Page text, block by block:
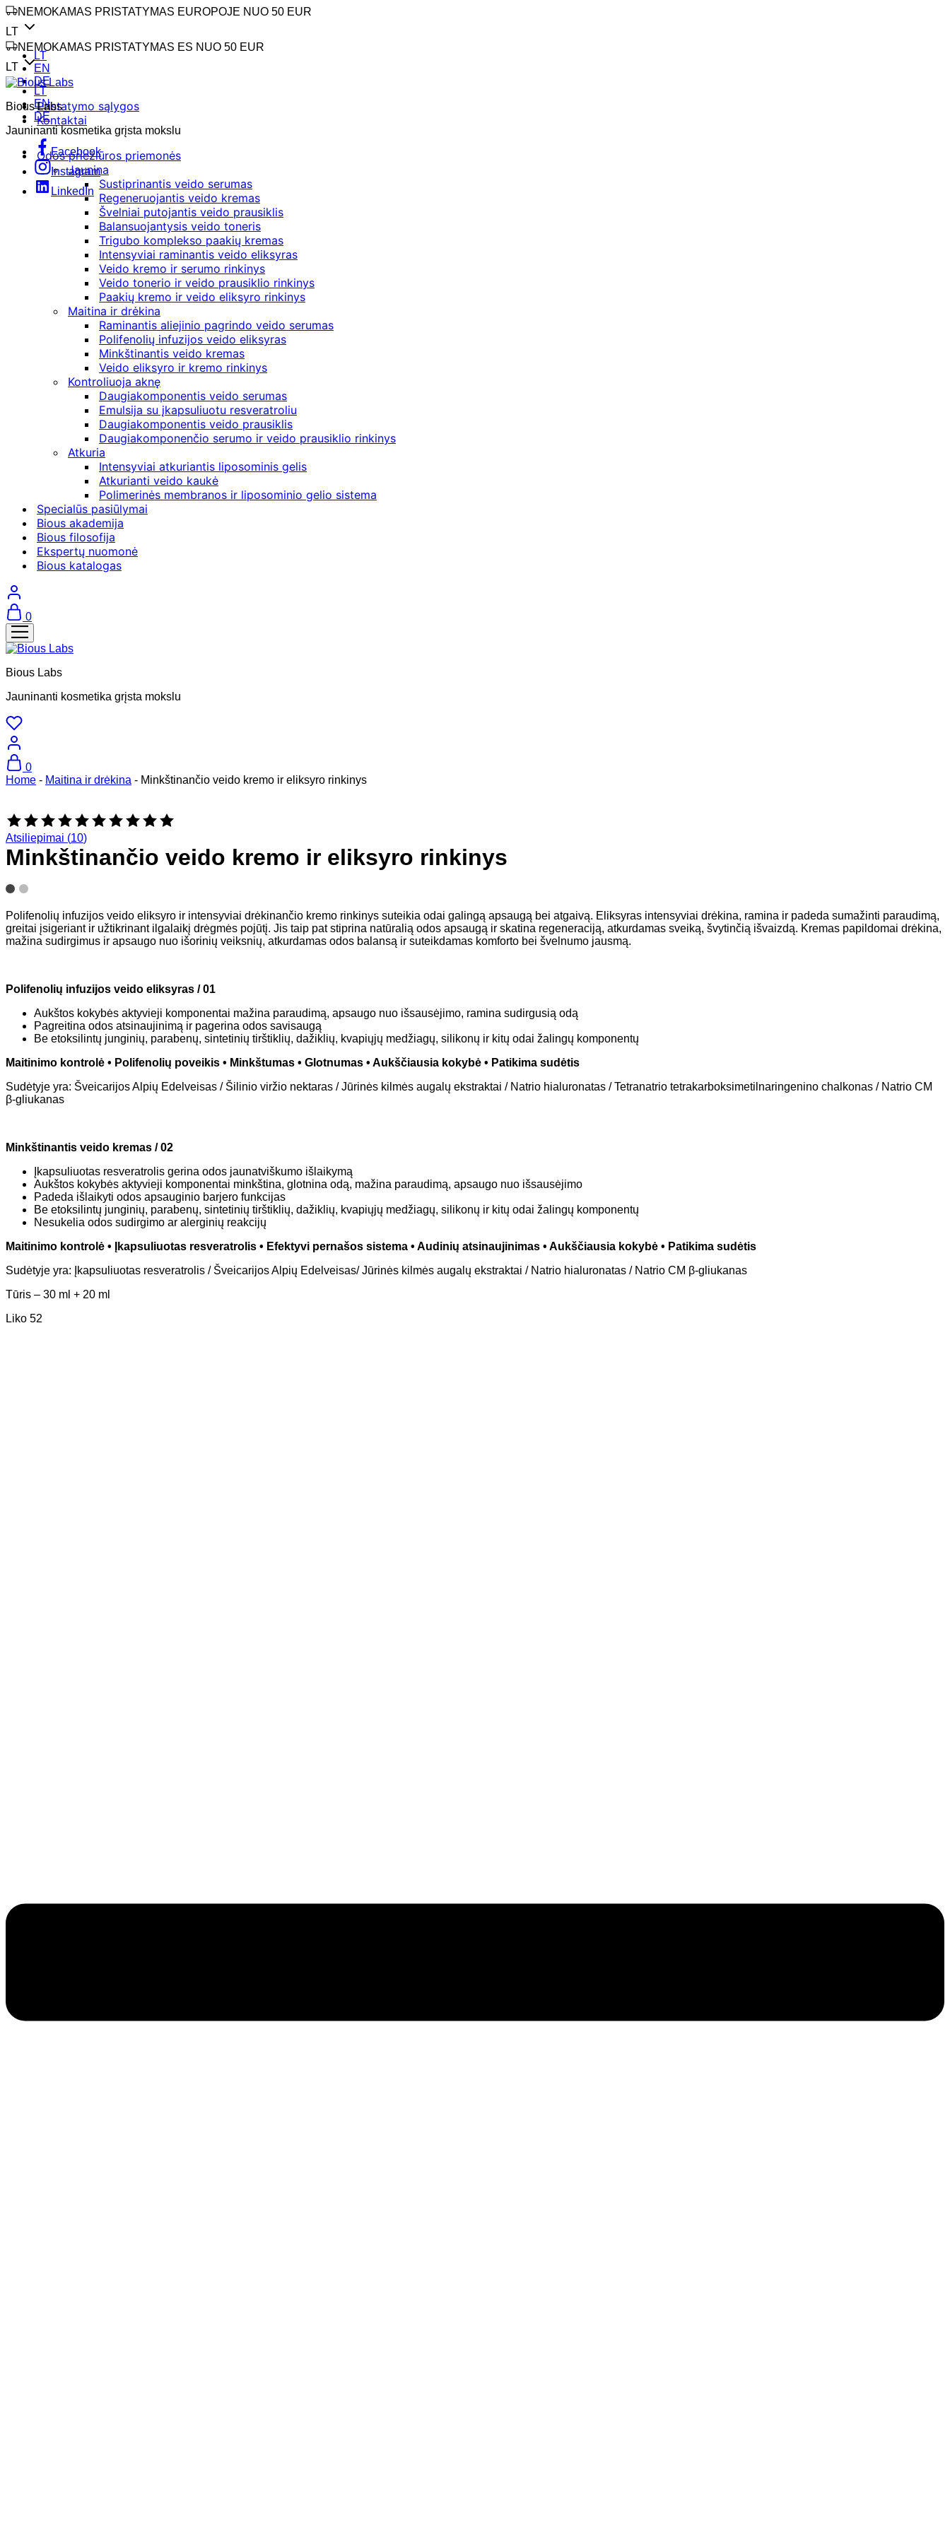
NEMOKAMAS PRISTATYMAS EUROPOJE NUO 50 EUR
LT
LT
EN
DE
Pristatymo sąlygos
Kontaktai
Facebook
Instagram
LinkedIn
NEMOKAMAS PRISTATYMAS ES NUO 50 EUR
LT
LT
EN
DE
Bious Labs
Jauninanti kosmetika grįsta mokslu
Odos priežiūros priemonės
Jaunina
Sustiprinantis veido serumas
Regeneruojantis veido kremas
Švelniai putojantis veido prausiklis
Balansuojantysis veido toneris
Trigubo komplekso paakių kremas
Intensyviai raminantis veido eliksyras
Veido kremo ir serumo rinkinys
Veido tonerio ir veido prausiklio rinkinys
Paakių kremo ir veido eliksyro rinkinys
Maitina ir drėkina
Raminantis aliejinio pagrindo veido serumas
Polifenolių infuzijos veido eliksyras
Minkštinantis veido kremas
Veido eliksyro ir kremo rinkinys
Kontroliuoja aknę
Daugiakomponentis veido serumas
Emulsija su įkapsuliuotu resveratroliu
Daugiakomponentis veido prausiklis
Daugiakomponenčio serumo ir veido prausiklio rinkinys
Atkuria
Intensyviai atkuriantis liposominis gelis
Atkurianti veido kaukė
Polimerinės membranos ir liposominio gelio sistema
Specialūs pasiūlymai
Bious akademija
Bious filosofija
Ekspertų nuomonė
Bious katalogas
0
Bious Labs
Jauninanti kosmetika grįsta mokslu
0
Home - Maitina ir drėkina - Minkštinančio veido kremo ir eliksyro rinkinys
of
5
customer
ratings
Atsiliepimai (10)
Minkštinančio veido kremo ir eliksyro rinkinys
Polifenolių infuzijos veido eliksyro ir intensyviai drėkinančio kremo rinkinys suteikia odai galingą apsaugą bei atgaivą. Eliksyras intensyviai drėkina, ramina ir padeda sumažinti paraudimą,
greitai įsigeriant ir užtikrinant ilgalaikį drėgmės pojūtį. Jis taip pat stiprina natūralią odos apsaugą ir skatina regeneraciją, atkurdamas sveiką, švytinčią išvaizdą. Kremas papildomai drėkina,
mažina sudirgimus ir apsaugo nuo išorinių veiksnių, atkurdamas odos balansą ir suteikdamas komforto bei švelnumo jausmą.
Polifenolių infuzijos veido eliksyras / 01
Aukštos kokybės aktyvieji komponentai mažina paraudimą, apsaugo nuo išsausėjimo, ramina sudirgusią odą
Pagreitina odos atsinaujinimą ir pagerina odos savisaugą
Be etoksilintų junginių, parabenų, sintetinių tirštiklių, dažiklių, kvapiųjų medžiagų, silikonų ir kitų odai žalingų komponentų
Maitinimo kontrolė • Polifenolių poveikis • Minkštumas • Glotnumas • Aukščiausia kokybė • Patikima sudėtis
Sudėtyje yra: Šveicarijos Alpių Edelveisas / Šilinio viržio nektaras / Jūrinės kilmės augalų ekstraktai / Natrio hialuronatas / Tetranatrio tetrakarboksimetilnaringenino chalkonas / Natrio CM
β-gliukanas
Minkštinantis veido kremas / 02
Įkapsuliuotas resveratrolis gerina odos jaunatviškumo išlaikymą
Aukštos kokybės aktyvieji komponentai minkština, glotnina odą, mažina paraudimą, apsaugo nuo išsausėjimo
Padeda išlaikyti odos apsauginio barjero funkcijas
Be etoksilintų junginių, parabenų, sintetinių tirštiklių, dažiklių, kvapiųjų medžiagų, silikonų ir kitų odai žalingų komponentų
Nesukelia odos sudirgimo ar alerginių reakcijų
Maitinimo kontrolė • Įkapsuliuotas resveratrolis • Efektyvi pernašos sistema • Audinių atsinaujinimas • Aukščiausia kokybė • Patikima sudėtis
Sudėtyje yra: Įkapsuliuotas resveratrolis / Šveicarijos Alpių Edelveisas/ Jūrinės kilmės augalų ekstraktai / Natrio hialuronatas / Natrio CM β-gliukanas
Tūris – 30 ml + 20 ml
Liko 52